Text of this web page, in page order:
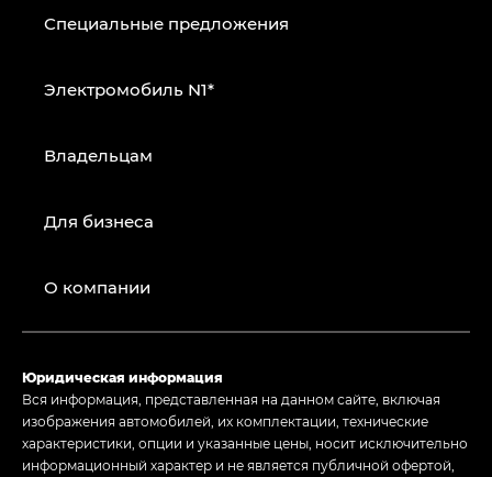
Специальные предложения
Электромобиль N1*
Владельцам
Для бизнеса
О компании
Юридическая информация
Вся информация, представленная на данном сайте, включая
изображения автомобилей, их комплектации, технические
характеристики, опции и указанные цены, носит исключительно
информационный характер и не является публичной офертой,